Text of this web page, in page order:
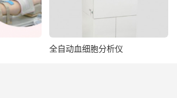
全自动血细胞分析仪